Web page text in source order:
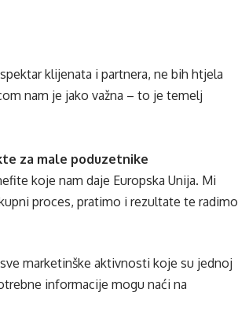
klijenata i partnera, ne bih htjela
nam je jako važna – to je temelj
za male poduzetnike
koje nam daje Europska Unija. Mi
proces, pratimo i rezultate te radimo
marketinške aktivnosti koje su jednoj
informacije mogu naći na